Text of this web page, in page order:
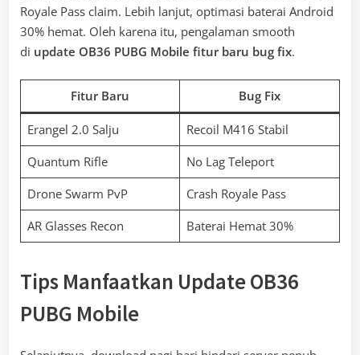
Royale Pass claim. Lebih lanjut, optimasi baterai Android
30% hemat. Oleh karena itu, pengalaman smooth
di update OB36 PUBG Mobile fitur baru bug fix.
Fitur Baru Bug Fix
Erangel 2.0 Salju
Recoil M416 Stabil
Quantum Rifle
No Lag Teleport
Drone Swarm PvP
Crash Royale Pass
AR Glasses Recon
Baterai Hemat 30%
Tips Manfaatkan Update OB36
PUBG Mobile